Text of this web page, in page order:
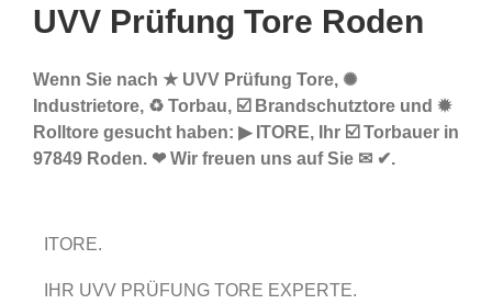
UVV Prüfung Tore Roden
Wenn Sie nach ★ UVV Prüfung Tore, ✺
Industrietore, ♻ Torbau, ☑️ Brandschutztore und ✹
Rolltore gesucht haben: ▶︎ ITORE, Ihr ☑️ Torbauer in
97849 Roden. ❤ Wir freuen uns auf Sie ✉ ✔.
ITORE.
IHR UVV PRÜFUNG TORE EXPERTE.